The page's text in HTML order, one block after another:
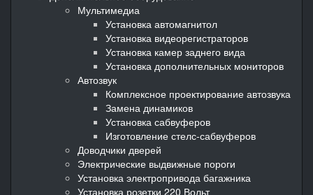
Мультимедиа
Установка автомагнитол
Установка видеорегистраторов
Установка камер заднего вида
Установка дополнительных мониторов
Автозвук
Комплексное проектирование автозвука
Замена динамиков
Установка сабвуферов
Изготовление стелс-сабвуферов
Доводчики дверей
Электрические выдвижные пороги
Установка электропривода багажника
Установка розетки 220 Вольт